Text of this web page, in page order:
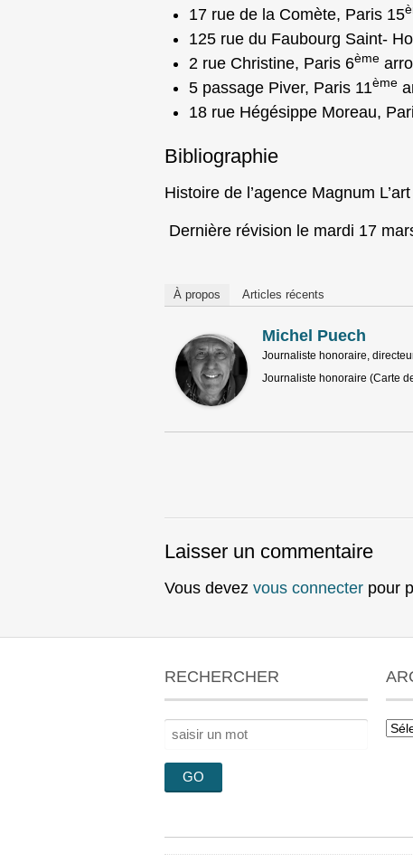
17 rue de la Comète, Paris 15
125 rue du Faubourg Saint-
2 rue Christine, Paris 6ème
5 passage Piver, Paris 11ème
18 rue Hégésippe Moreau,
Bibliographie
Histoire de l’agence Magnum
Dernière révision le mardi 17
À propos Articles récents
Michel Puech
Journaliste honoraire,
Journaliste honoraire (Carte
Laisser un commentaire
Vous devez vous connecter pour
RECHERCHER
Rechercher :